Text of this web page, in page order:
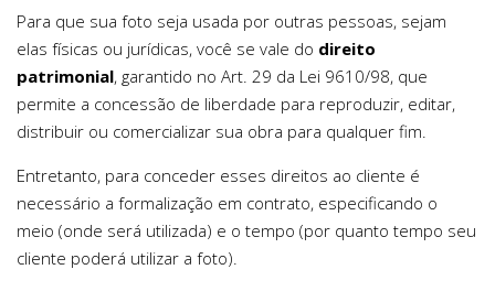
Para que sua foto seja usada por outras pessoas, sejam
elas físicas ou jurídicas, você se vale do direito
patrimonial, garantido no Art. 29 da Lei 9610/98, que
permite a concessão de liberdade para reproduzir, editar,
distribuir ou comercializar sua obra para qualquer fim.
Entretanto, para conceder esses direitos ao cliente é
necessário a formalização em contrato, especificando o
meio (onde será utilizada) e o tempo (por quanto tempo seu
cliente poderá utilizar a foto).